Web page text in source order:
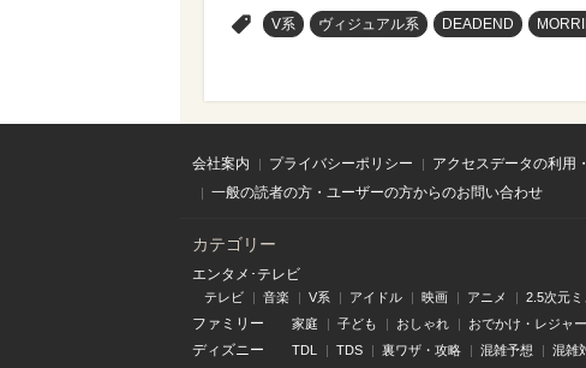
V系 ヴィジュアル系 DEADEND
会社案内 プライバシーポリシー アクセスデータの利用
一般の読者の方・ユーザーの方からのお問い合わせ
カテゴリー
エンタメ･テレビ
テレビ 音楽 V系 アイドル 映画 アニメ 2.5次元
ファミリー 家庭 子ども おしゃれ おでかけ・レジャー
ディズニー TDL TDS 裏ワザ・攻略 混雑予想 混雑